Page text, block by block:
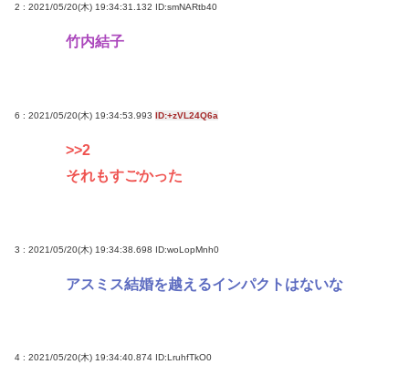
うつろな目で高額ギフトをねだり続け
【爆笑】秋田県職員さん、ラブホテルから記者会見
www
や！」👈この風潮はもう無くなった？
2 : 2021/05/20(木) 19:34:31.132 ID:smNARtb40
竹内結子
6 : 2021/05/20(木) 19:34:53.993 ID:+zVL24Q6a
>>2
それもすごかった
3 : 2021/05/20(木) 19:34:38.698 ID:woLopMnh0
アスミス結婚を越えるインパクトはないな
4 : 2021/05/20(木) 19:34:40.874 ID:LruhfTkO0